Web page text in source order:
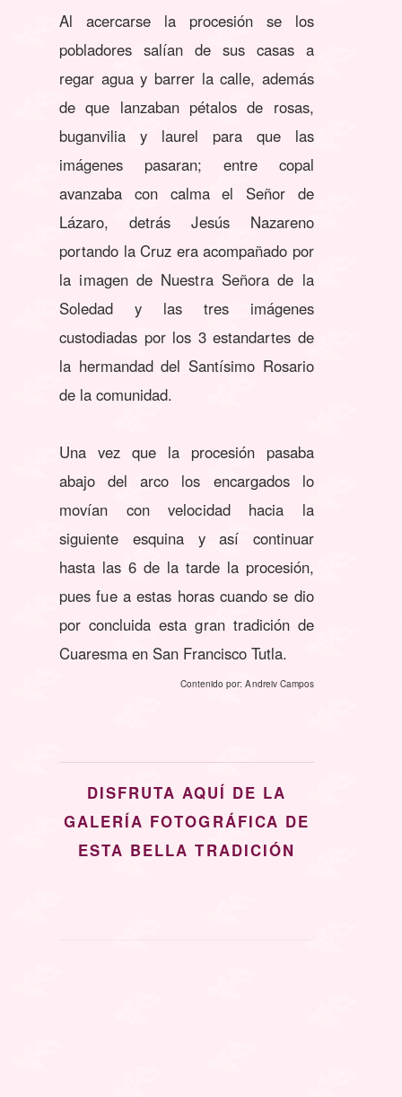
Al acercarse la procesión se los
pobladores salían de sus casas a
regar agua y barrer la calle, además
de que lanzaban pétalos de rosas,
buganvilia y laurel para que las
imágenes pasaran; entre copal
avanzaba con calma el Señor de
Lázaro, detrás Jesús Nazareno
portando la Cruz era acompañado por
la imagen de Nuestra Señora de la
Soledad y las tres imágenes
custodiadas por los 3 estandartes de
la hermandad del Santísimo Rosario
de la comunidad.
Una vez que la procesión pasaba
abajo del arco los encargados lo
movían con velocidad hacia la
siguiente esquina y así continuar
hasta las 6 de la tarde la procesión,
pues fue a estas horas cuando se dio
por concluida esta gran tradición de
Cuaresma en San Francisco Tutla.
Contenido por: Andreiv Campos
DISFRUTA AQUÍ DE LA
GALERÍA FOTOGRÁFICA DE
ESTA BELLA TRADICIÓN